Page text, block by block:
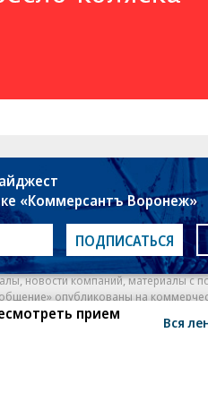
прием
Вся
новости компаний, материалы с
опубликованы на
рекомендательные технологии.
«Коммерсантъ Воронеж»
ПОДПИСАТЬСЯ